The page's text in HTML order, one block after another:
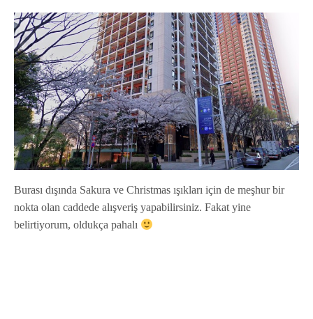
Burası dışında Sakura ve Christmas ışıkları için de meşhur bir
nokta olan caddede alışveriş yapabilirsiniz. Fakat yine
belirtiyorum, oldukça pahalı